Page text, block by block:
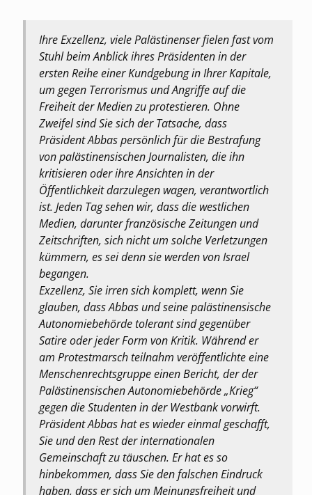
Ihre Exzellenz, viele Palästinenser fielen fast vom
Stuhl beim Anblick ihres Präsidenten in der
ersten Reihe einer Kundgebung in Ihrer Kapitale,
um gegen Terrorismus und Angriffe auf die
Freiheit der Medien zu protestieren. Ohne
Zweifel sind Sie sich der Tatsache, dass
Präsident Abbas persönlich für die Bestrafung
von palästinensischen Journalisten, die ihn
kritisieren oder ihre Ansichten in der
Öffentlichkeit darzulegen wagen, verantwortlich
ist. Jeden Tag sehen wir, dass die westlichen
Medien, darunter französische Zeitungen und
Zeitschriften, sich nicht um solche Verletzungen
kümmern, es sei denn sie werden von Israel
begangen.
Exzellenz, Sie irren sich komplett, wenn Sie
glauben, dass Abbas und seine palästinensische
Autonomiebehörde tolerant sind gegenüber
Satire oder jeder Form von Kritik. Während er
am Protestmarsch teilnahm veröffentlichte eine
Menschenrechtsgruppe einen Bericht, der der
Palästinensischen Autonomiebehörde „Krieg“
gegen die Studenten in der Westbank vorwirft.
Präsident Abbas hat es wieder einmal geschafft,
Sie und den Rest der internationalen
Gemeinschaft zu täuschen. Er hat es so
hinbekommen, dass Sie den falschen Eindruck
haben, dass er sich um Meinungsfreiheit und